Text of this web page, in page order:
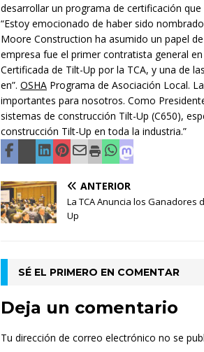
desarrollar un programa de certificación
“Estoy emocionado de haber sido
Moore Construction ha asumido un papel
empresa fue el primer contratista general
Certificada de Tilt-Up por la TCA, y una de
en”. OSHA Programa de Asociación Local.
importantes para nosotros. Como
sistemas de construcción Tilt-Up (C650),
construcción Tilt-Up en toda la industria.”
ANTERIOR
La TCA Anuncia los Ganadores
Up
SÉ EL PRIMERO EN COMENTAR
Deja un comentario
Tu dirección de correo electrónico no se